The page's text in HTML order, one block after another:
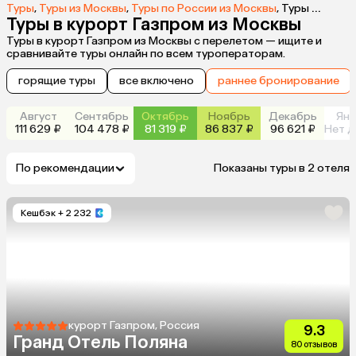
Туры, Туры из Москвы, Туры по России из Москвы, Туры на курорт Газпром из Москвы
Туры в курорт Газпром из Москвы
Туры в курорт Газпром из Москвы с перелетом — ищите и
сравнивайте туры онлайн по всем туроператорам.
горящие туры
все включено раннее бронирование
Август
111 629 ₽
Сентябрь
104 478 ₽
Октябрь
81 319 ₽
Ноябрь
86 837 ₽
Декабрь
96 621 ₽
Нет
По рекомендации Показаны туры в 2 отеля
Кешбэк + 2 232
курорт Газпром, Россия
Гранд Отель Поляна
9.3
80 отзывов